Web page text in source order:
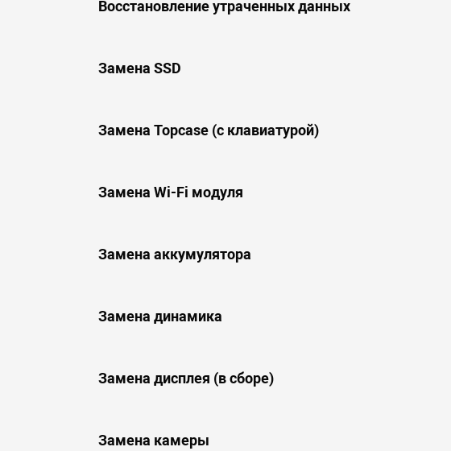
Восстановление утраченных данных
Замена SSD
Замена Topcase (с клавиатурой)
Замена Wi-Fi модуля
Замена аккумулятора
Замена динамика
Замена дисплея (в сборе)
Замена камеры